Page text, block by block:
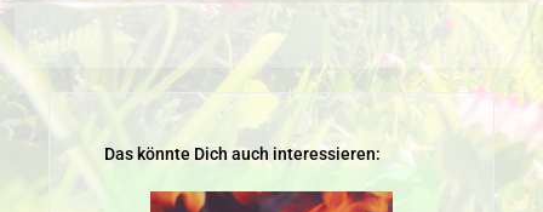
Produktgalerie überspringen
Das könnte Dich auch interessieren: